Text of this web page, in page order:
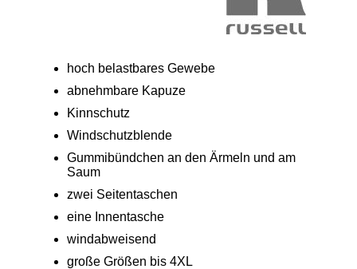
hoch belastbares Gewebe
abnehmbare Kapuze
Kinnschutz
Windschutzblende
Gummibündchen an den Ärmeln und am
Saum
zwei Seitentaschen
eine Innentasche
windabweisend
große Größen bis 4XL